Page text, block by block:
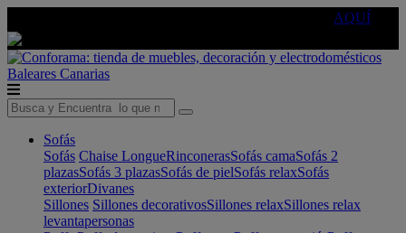
AQUÍ
Baleares Canarias
Sofás
Sofás Chaise LongueRinconerasSofás camaSofás 2
plazasSofás 3 plazasSofás de pielSofás relaxSofás
exteriorDivanes
Sillones Sillones decorativosSillones relaxSillones relax
levantapersonas